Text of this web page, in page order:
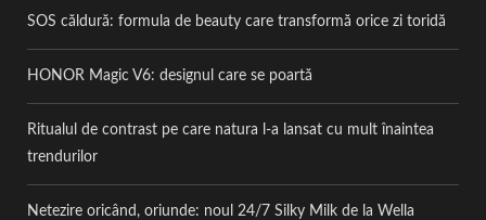
SOS căldură: formula de beauty care transformă orice zi toridă
HONOR Magic V6: designul care se poartă
Ritualul de contrast pe care natura l-a lansat cu mult înaintea
trendurilor
Netezire oricând, oriunde: noul 24/7 Silky Milk de la Wella